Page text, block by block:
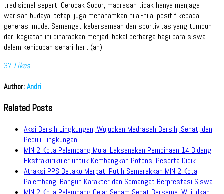
tradisional seperti Gerobak Sodor, madrasah tidak hanya menjaga
warisan budaya, tetapi juga menanamkan nilai-nilai positif kepada
generasi muda. Semangat kebersamaan dan sportivitas yang tumbuh
dari kegiatan ini diharapkan menjadi bekal berharga bagi para siswa
dalam kehidupan sehari-hari. (an)
37 Likes
Author:Andri
Related Posts
Aksi Bersih Lingkungan, Wujudkan Madrasah Bersih, Sehat, dan
Peduli Lingkungan
MIN 2 Kota Palembang Mulai Laksanakan Pembinaan 14 Bidang
Ekstrakurikuler untuk Kembangkan Potensi Peserta Didik
Atraksi PPS Betako Merpati Putih Semarakkan MIN 2 Kota
Palembang, Bangun Karakter dan Semangat Berprestasi Siswa